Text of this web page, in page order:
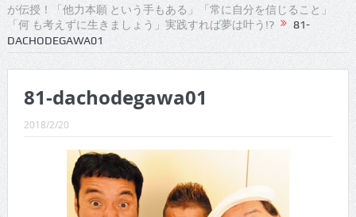
CINEMA×STYLE 291号
CINEMA×STYLE 290号
CINEMA×STYLE 288号
CINEMA×STYLE 286号
CINEMA×STYLE 285号
が伝授！「他力本願 という手もある」「常に自分を信じること」
「何 も考えずに生きましょう」実践すれば夢は叶う!?
81-
DACHODEGAWA01
81-dachodegawa01
2018/2/20